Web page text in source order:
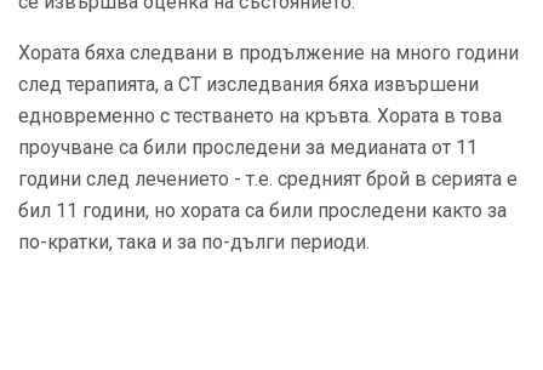
Хората бяха следвани в продължение на много години
след терапията, а CT изследвания бяха извършени
едновременно с тестването на кръвта. Хората в това
проучване са били проследени за медианата от 11
години след лечението - т.е. средният брой в серията е
бил 11 години, но хората са били проследени както за
по-кратки, така и за по-дълги периоди.